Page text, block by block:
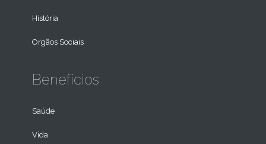
História
Orgãos Sociais
Benefícios
Saúde
Vida